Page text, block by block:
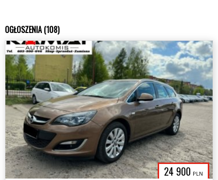
OGŁOSZENIA (108)
24 900 PLN